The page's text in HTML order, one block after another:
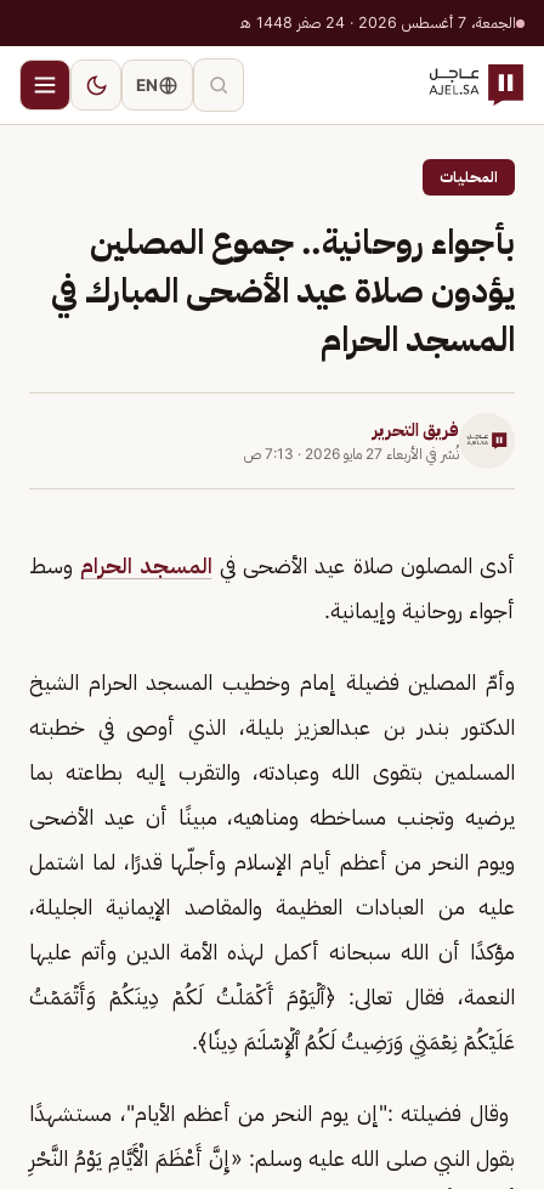
الجمعة، 7 أغسطس 2026 · 24 صفر 1448 هـ
EN
المحليات
بأجواء روحانية.. جموع المصلين
يؤدون صلاة عيد الأضحى المبارك في
المسجد الحرام
فريق التحرير
نُشر في الأربعاء 27 مايو 2026 · 7:13 ص
أدى المصلون صلاة عيد الأضحى في المسجد الحرام وسط
أجواء روحانية وإيمانية.
وأمّ المصلين فضيلة إمام وخطيب المسجد الحرام الشيخ
الدكتور بندر بن عبدالعزيز بليلة، الذي أوصى في خطبته
المسلمين بتقوى الله وعبادته، والتقرب إليه بطاعته بما
يرضيه وتجنب مساخطه ومناهيه، مبينًا أن عيد الأضحى
ويوم النحر من أعظم أيام الإسلام وأجلّها قدرًا، لما اشتمل
عليه من العبادات العظيمة والمقاصد الإيمانية الجليلة،
مؤكدًا أن الله سبحانه أكمل لهذه الأمة الدين وأتم عليها
النعمة، فقال تعالى: ﴿ٱلۡيَوۡمَ أَكۡمَلۡتُ لَكُمۡ دِينَكُمۡ وَأَتۡمَمۡتُ
عَلَيۡكُمۡ نِعۡمَتِي وَرَضِيتُ لَكُمُ ٱلۡإِسۡلَـٰمَ دِينٗا﴾.
وقال فضيلته :"إن يوم النحر من أعظم الأيام"، مستشهدًا
بقول النبي صلى الله عليه وسلم: «إِنَّ أَعْظَمَ الْأَيَّامِ يَوْمُ النَّحْرِ